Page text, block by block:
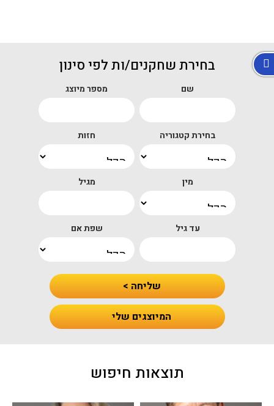
בחירת שחקנים/ות לפי סינון
שם מספר מיוצג
בחירת קטגוריה חזות
מין מגיל
עד גיל שפת אם
שליחה >
המיוצגים שלי
תוצאות חיפוש